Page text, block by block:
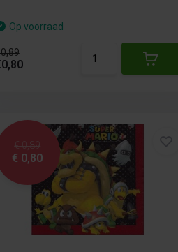
Op voorraad
€ 0,89
€ 0,80